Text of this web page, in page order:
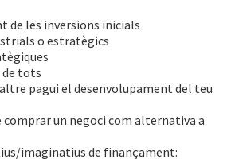
de les inversions inicials
o estratègics
de tots
pagui el desenvolupament del teu
comprar un negoci com alternativa a
imaginatius de finançament: